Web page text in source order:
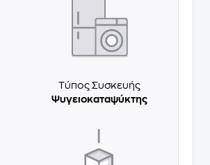
Τύπος Συσκευής
Ψυγειοκαταψύκτης